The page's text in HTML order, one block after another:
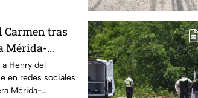
Carmen tras
Mérida-
Henry del
en redes sociales
Mérida-